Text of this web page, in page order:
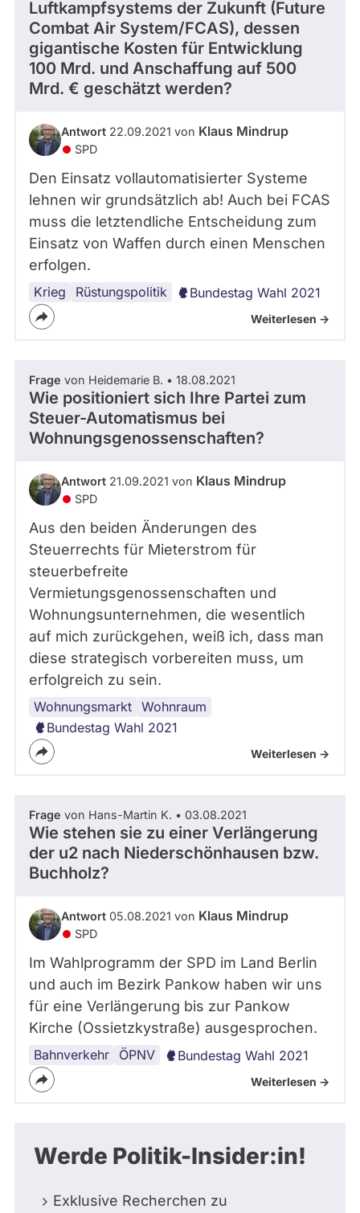
Luftkampfsystems der Zukunft (Future
Combat Air System/FCAS), dessen
gigantische Kosten für Entwicklung
100 Mrd. und Anschaffung auf 500
Mrd. € geschätzt werden?
Antwort 22.09.2021 von Klaus Mindrup
SPD
Den Einsatz vollautomatisierter Systeme
lehnen wir grundsätzlich ab! Auch bei FCAS
muss die letztendliche Entscheidung zum
Einsatz von Waffen durch einen Menschen
erfolgen.
Krieg Rüstungspolitik Bundestag Wahl 2021
Weiterlesen ->
Frage von Heidemarie B. • 18.08.2021
Wie positioniert sich Ihre Partei zum
Steuer-Automatismus bei
Wohnungsgenossenschaften?
Antwort 21.09.2021 von Klaus Mindrup
SPD
Aus den beiden Änderungen des
Steuerrechts für Mieterstrom für
steuerbefreite
Vermietungsgenossenschaften und
Wohnungsunternehmen, die wesentlich
auf mich zurückgehen, weiß ich, dass man
diese strategisch vorbereiten muss, um
erfolgreich zu sein.
Wohnungsmarkt Wohnraum
Bundestag Wahl 2021
Weiterlesen ->
Frage von Hans-Martin K. • 03.08.2021
Wie stehen sie zu einer Verlängerung
der u2 nach Niederschönhausen bzw.
Buchholz?
Antwort 05.08.2021 von Klaus Mindrup
SPD
Im Wahlprogramm der SPD im Land Berlin
und auch im Bezirk Pankow haben wir uns
für eine Verlängerung bis zur Pankow
Kirche (Ossietzkystraße) ausgesprochen.
Bahnverkehr ÖPNV Bundestag Wahl 2021
Weiterlesen ->
Werde Politik-Insider:in!
Exklusive Recherchen zu